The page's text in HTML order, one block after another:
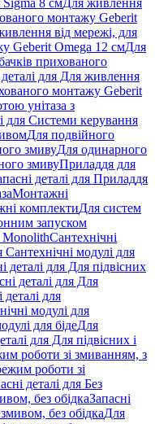
Sigma 8 смДля живлення
монтажу Geberit
від мережі, для
Geberit Omega 12 смДля
прихованого
деталі для Для живлення
монтажу Geberit
унітаза з
для Системи керування
Для подвійного
змивуДля одинарного
змивуПриладдя для
деталі для Приладдя
Монтажні
комплектиДля систем
запуском
MonolithСантехнічні
Сантехнічні модулі для
деталі для Для підвісних
деталі для Для
деталі для
модулі для
для бідеДля
для Для підвісних і
роботи зі змиванням, з
роботи зі
деталі для Без
без обідкаЗапасні
без обідкаДля